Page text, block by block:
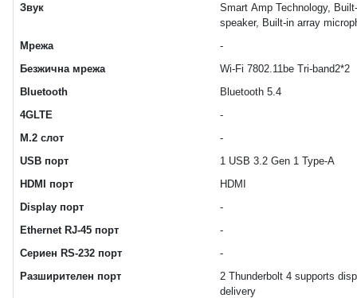
Звук
Smart Amp Technology,
speaker, Built-in array
Мрежа
-
Безжична мрежа
Wi-Fi 7802.11be Tri-band2*2
Bluetooth
Bluetooth 5.4
4GLTE
-
M.2 слот
-
USB порт
1 USB 3.2 Gen 1 Type-A
HDMI порт
HDMI
Display порт
-
Ethernet RJ-45 порт
-
Сериен RS-232 порт
-
Разширителен порт
2 Thunderbolt 4 supports display
delivery